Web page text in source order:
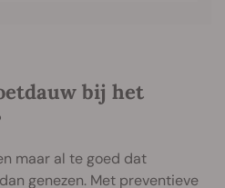
bij het
maar al te goed dat
genezen. Met preventieve